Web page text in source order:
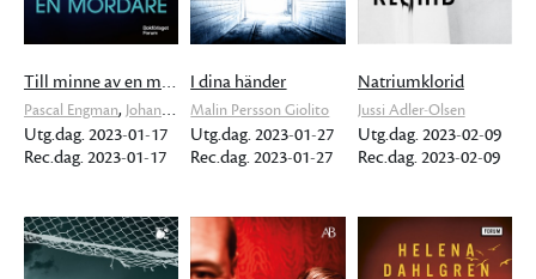
Till minne av en mördare
Pascal Engman, Johannes Selåker
Utg.dag. 2023-01-17
Rec.dag. 2023-01-17
I dina händer
Malin Persson Giolito
Utg.dag. 2023-01-27
Rec.dag. 2023-01-27
Natriumklorid
Jussi Adler-Olsen
Utg.dag. 2023-02-09
Rec.dag. 2023-02-09